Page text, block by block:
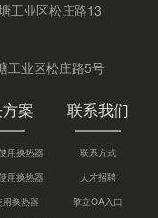
工业区松庄路13
工业区松庄路5号
案
用换热器
用换热器
换热器
联系我们
联系方式
人才招聘
擎立OA入口